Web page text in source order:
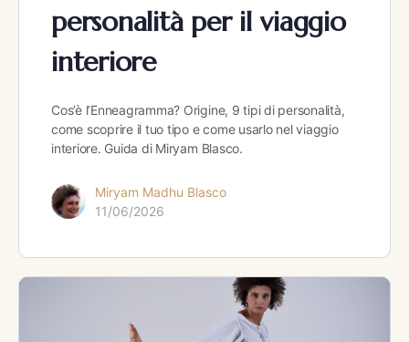
personalità per il viaggio
interiore
Cos’è l’Enneagramma? Origine, 9 tipi di personalità,
come scoprire il tuo tipo e come usarlo nel viaggio
interiore. Guida di Miryam Blasco.
Miryam Madhu Blasco
11/06/2026